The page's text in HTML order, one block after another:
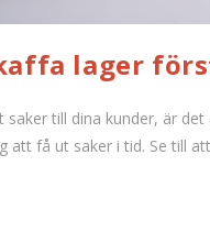
lager
saker till dina kunder, är
att få ut saker i tid. Se till